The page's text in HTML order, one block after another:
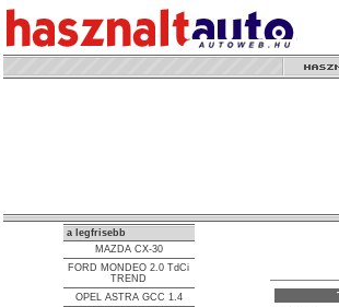
a legfrisebb
MAZDA CX-30
FORD MONDEO 2.0 TdCi
TREND
OPEL ASTRA GCC 1.4